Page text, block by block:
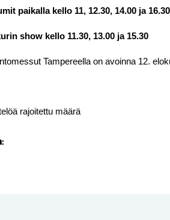
paikalla kello 11, 12.30, 14.00 ja 16.30
show kello 11.30, 13.00 ja 15.30
Tampereella on avoinna 12.
rajoitettu määrä